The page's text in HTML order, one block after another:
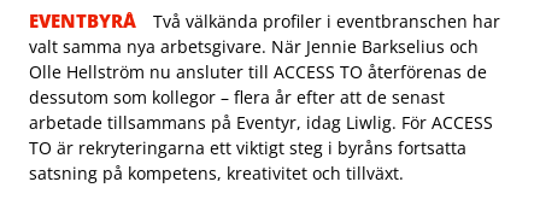
EVENTBYRÅ
Två välkända profiler i eventbranschen har
valt samma nya arbetsgivare. När Jennie Barkselius och
Olle Hellström nu ansluter till ACCESS TO återförenas de
dessutom som kollegor – flera år efter att de senast
arbetade tillsammans på Eventyr, idag Liwlig. För ACCESS
TO är rekryteringarna ett viktigt steg i byråns fortsatta
satsning på kompetens, kreativitet och tillväxt.